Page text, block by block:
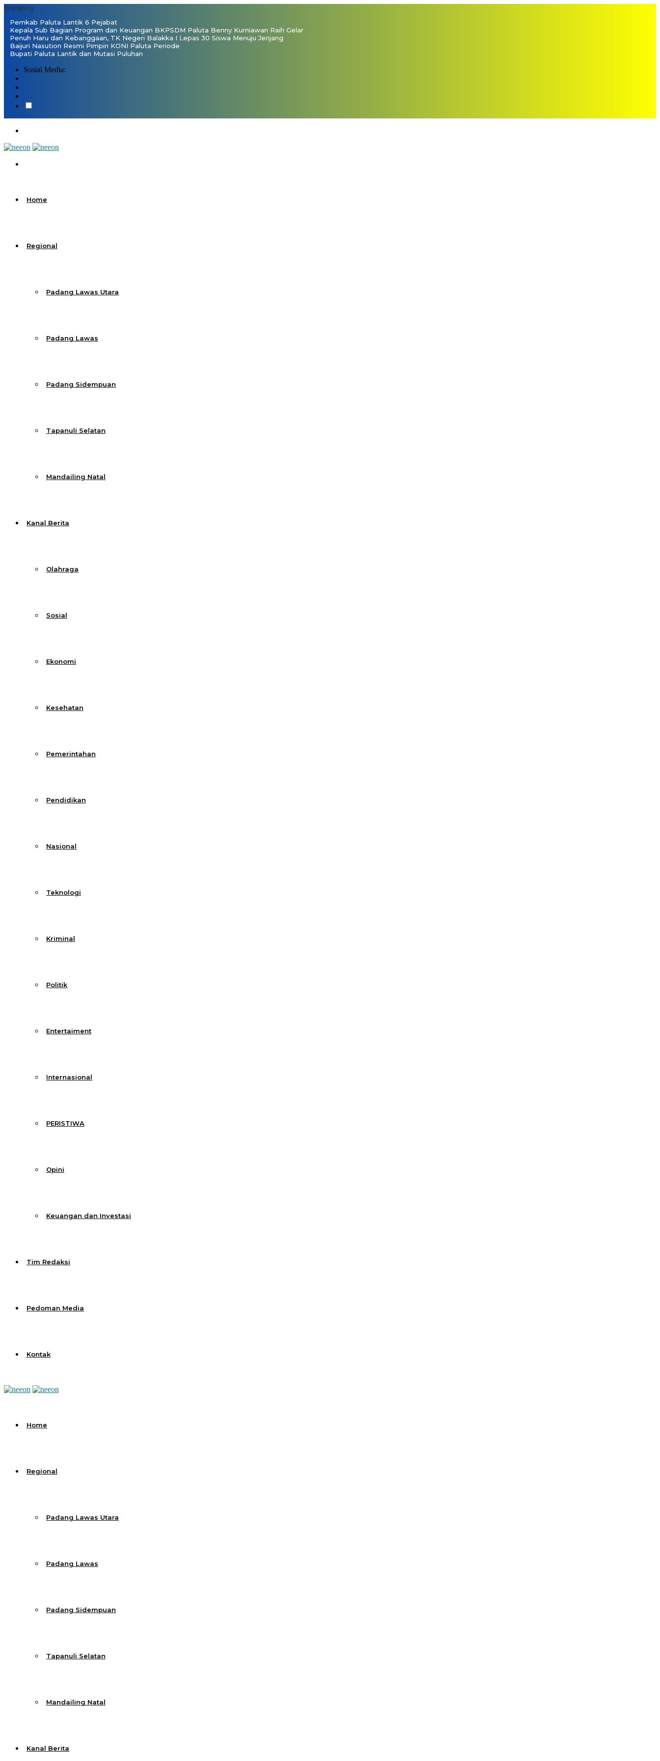
Breaking
Pemkab Paluta Lantik 6 Pejabat
Kepala Sub Bagian Program dan Keuangan BKPSDM Paluta Benny Kurniawan Raih Gelar
Penuh Haru dan Kebanggaan, TK Negeri Balakka I Lepas 30 Siswa Menuju Jenjang
Baijuri Nasution Resmi Pimpin KONI Paluta Periode
Bupati Paluta Lantik dan Mutasi Puluhan
Sosial Media:
Home
Regional
Padang Lawas Utara
Padang Lawas
Padang Sidempuan
Tapanuli Selatan
Mandailing Natal
Kanal Berita
Olahraga
Sosial
Ekonomi
Kesehatan
Pemerintahan
Pendidikan
Nasional
Teknologi
Kriminal
Politik
Entertaiment
Internasional
PERISTIWA
Opini
Keuangan dan Investasi
Tim Redaksi
Pedoman Media
Kontak
Home
Regional
Padang Lawas Utara
Padang Lawas
Padang Sidempuan
Tapanuli Selatan
Mandailing Natal
Kanal Berita